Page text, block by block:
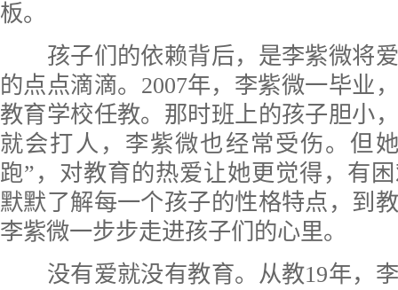
板。
孩子们的依赖背后，是李紫微将爱
的点点滴滴。2007年，李紫微一毕业
教育学校任教。那时班上的孩子胆小
就会打人，李紫微也经常受伤。但
跑”，对教育的热爱让她更觉得，有
默默了解每一个孩子的性格特点，到
李紫微一步步走进孩子们的心里。
没有爱就没有教育。从教19年，李